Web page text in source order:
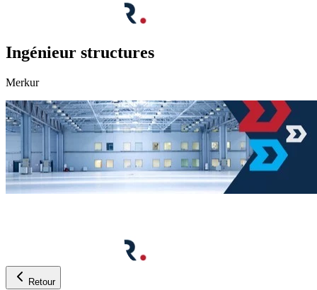
Ingénieur structures
Merkur
Retour